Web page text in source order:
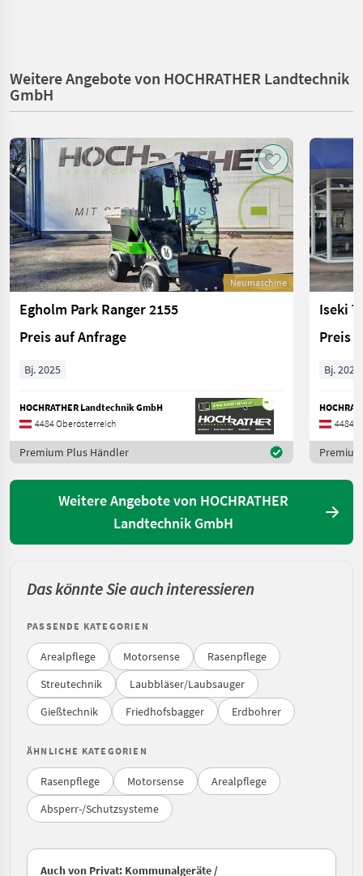
Weitere Angebote von HOCHRATHER Landtechnik
GmbH
Neumaschine
Egholm Park Ranger 2155
Preis auf Anfrage
Bj. 2025
HOCHRATHER Landtechnik GmbH
4484 Oberösterreich
Premium Plus Händler
Iseki
Preis
Bj. 2023
4484
Weitere Angebote von HOCHRATHER
Landtechnik GmbH
Das könnte Sie auch interessieren
PASSENDE KATEGORIEN
Arealpflege Motorsense
Rasenpflege
Streutechnik
Laubbläser/Laubsauger
Gießtechnik
Friedhofsbagger Erdbohrer
ÄHNLICHE KATEGORIEN
Rasenpflege Motorsense
Arealpflege
Absperr-/Schutzsysteme
Auch von Privat: Kommunalgeräte /